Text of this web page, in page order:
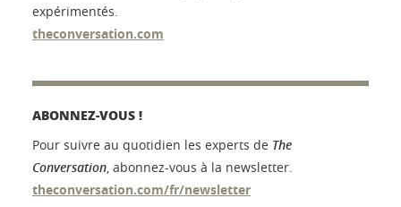
expérimentés.
theconversation.com
ABONNEZ-VOUS !
Pour suivre au quotidien les experts de The
Conversation, abonnez-vous à la newsletter.
theconversation.com/fr/newsletter